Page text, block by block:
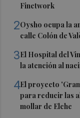
Finetwork
2Oysho ocupa la
calle Colón de
3El Hospital del
la atención al
4El proyecto
para reducir las
mollar de Elche